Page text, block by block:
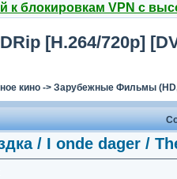
к блокировкам VPN с
[H.264/720p]
кино-> Зарубежные Фильмы
/ I onde dager /